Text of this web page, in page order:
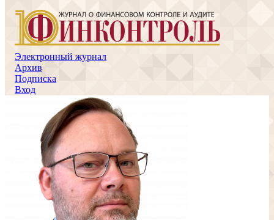
Электронный журнал
Архив
Подписка
Вход